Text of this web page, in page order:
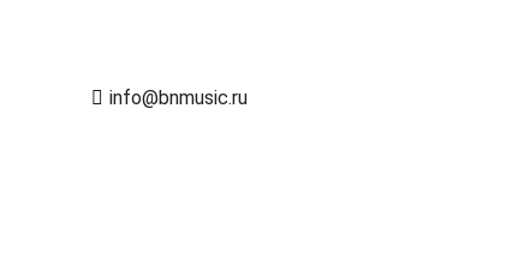
info@bnmusic.ru